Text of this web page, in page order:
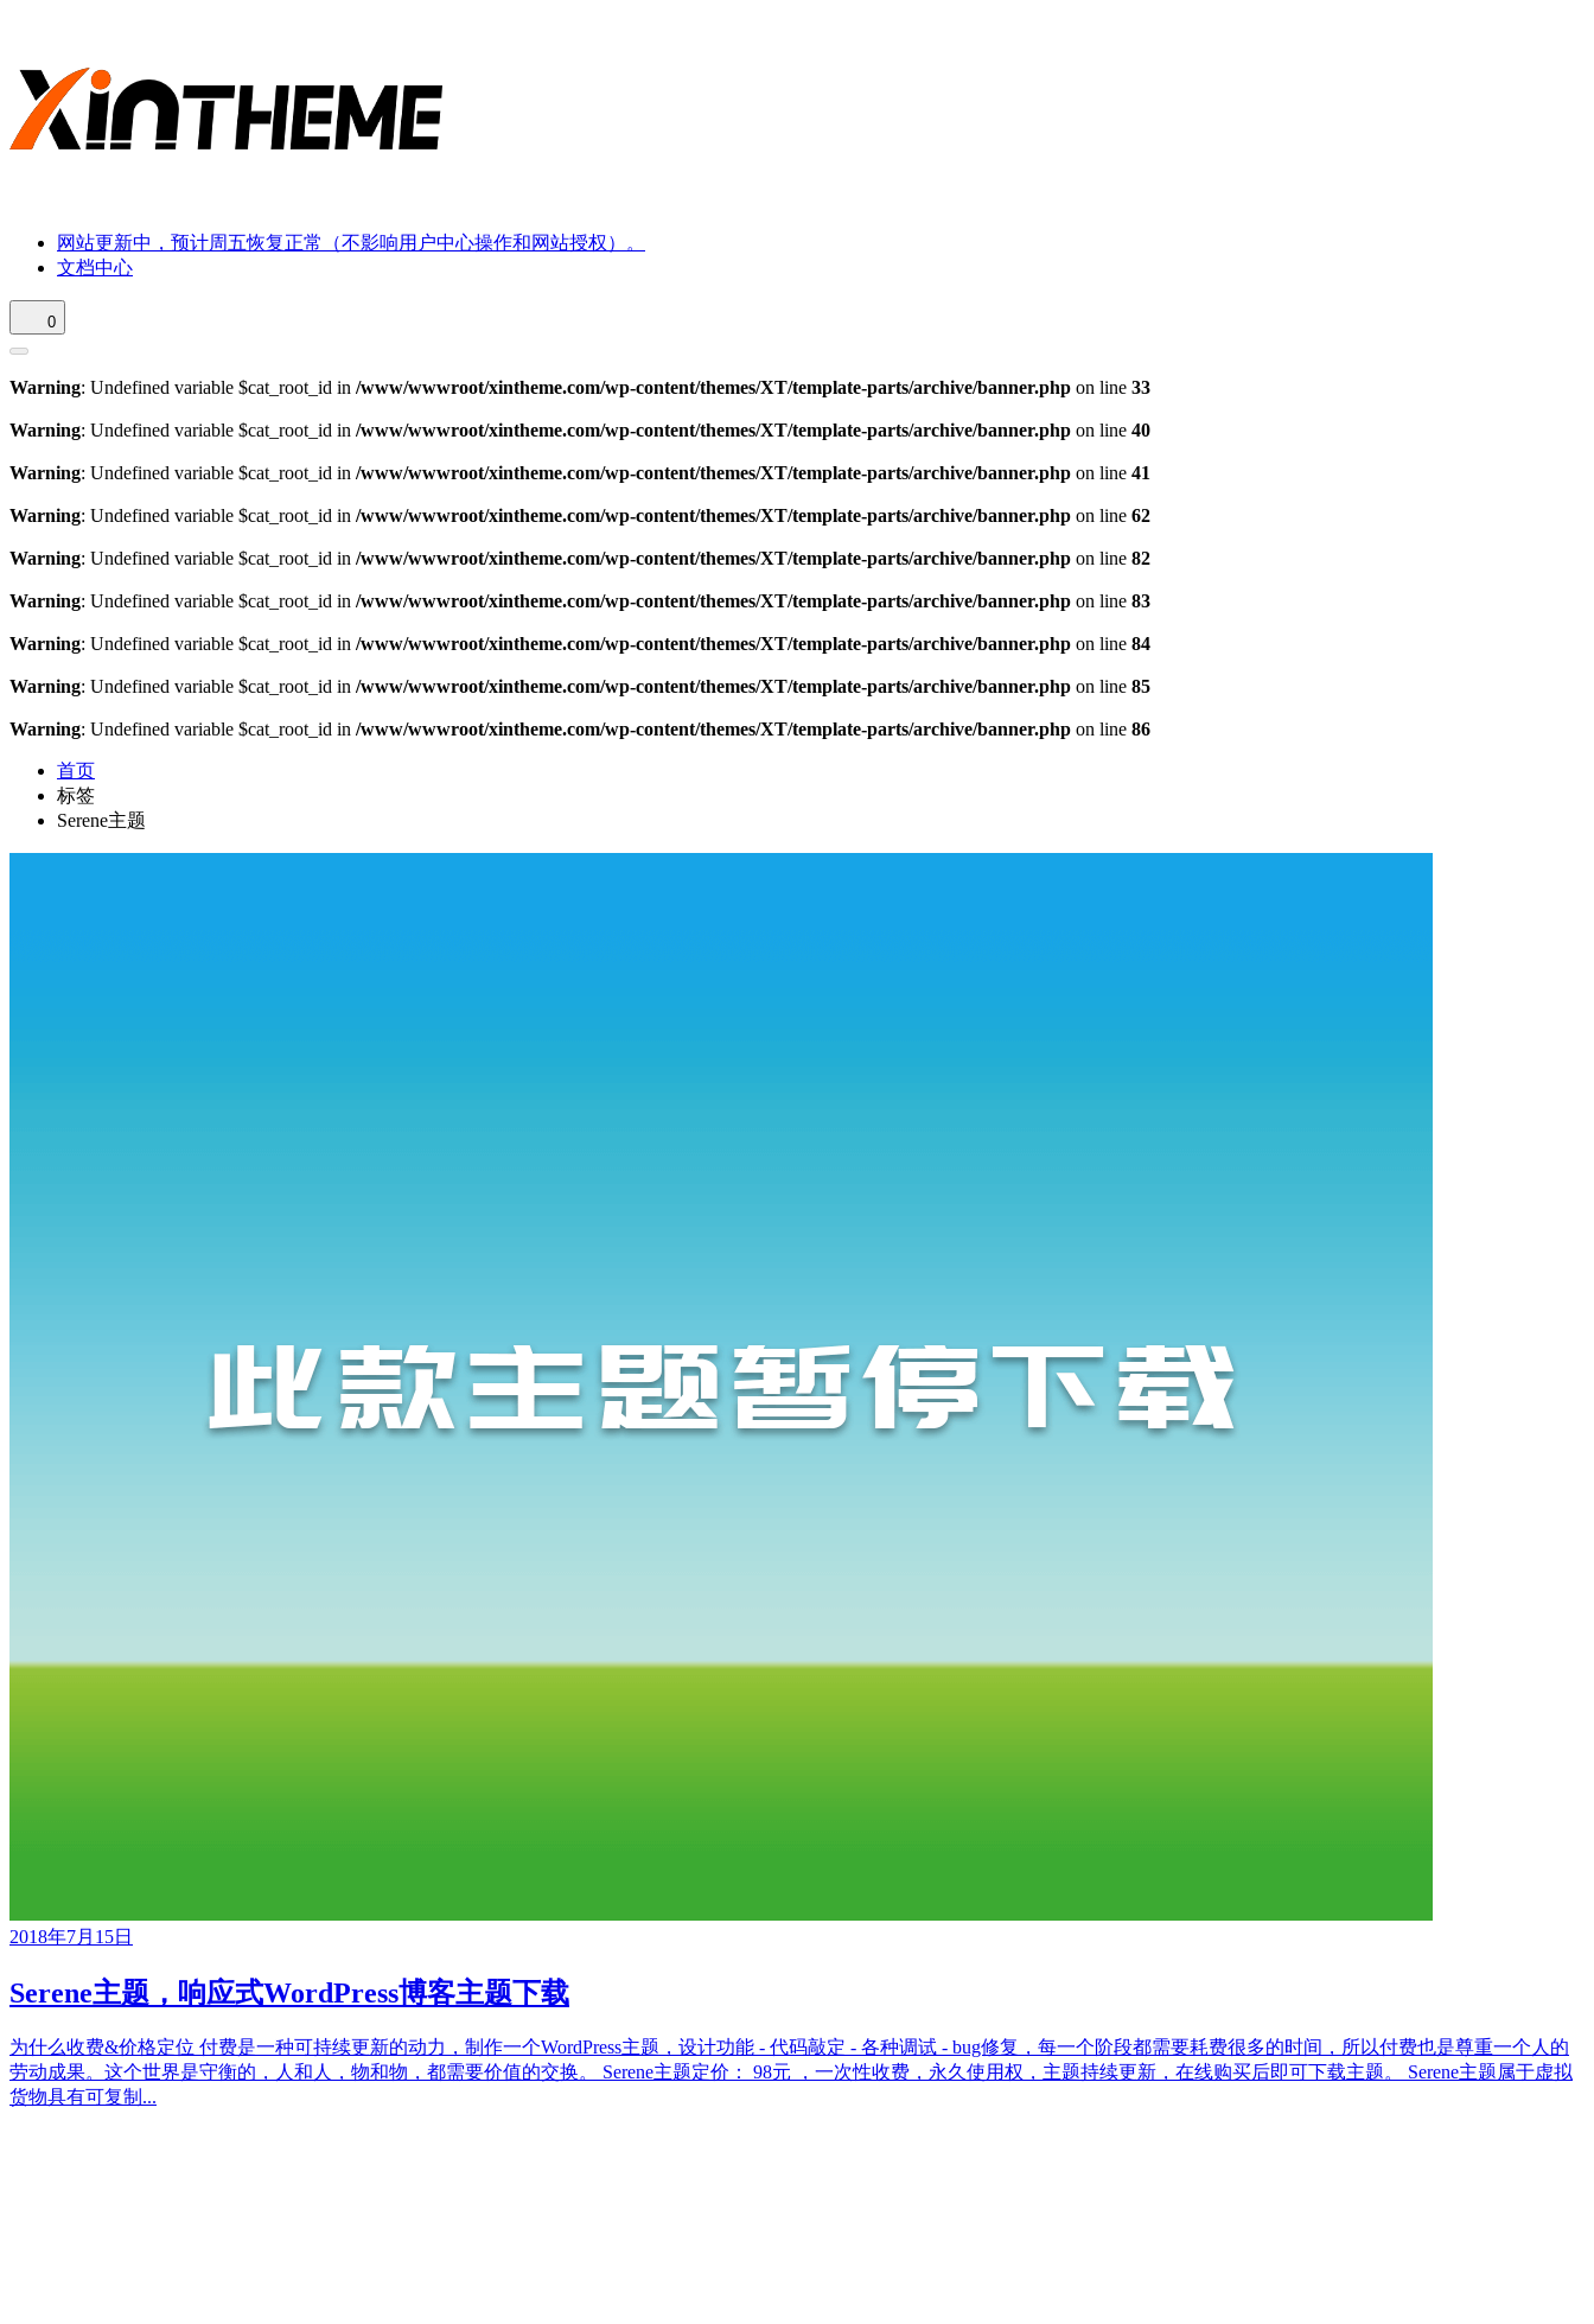
网站更新中，预计周五恢复正常（不影响用户中心操作和网站授权）。
文档中心
0
Warning: Undefined variable $cat_root_id in /www/wwwroot/xintheme.com/wp-content/themes/XT/template-parts/archive/banner.php on line 33
Warning: Undefined variable $cat_root_id in /www/wwwroot/xintheme.com/wp-content/themes/XT/template-parts/archive/banner.php on line 40
Warning: Undefined variable $cat_root_id in /www/wwwroot/xintheme.com/wp-content/themes/XT/template-parts/archive/banner.php on line 41
Warning: Undefined variable $cat_root_id in /www/wwwroot/xintheme.com/wp-content/themes/XT/template-parts/archive/banner.php on line 62
Warning: Undefined variable $cat_root_id in /www/wwwroot/xintheme.com/wp-content/themes/XT/template-parts/archive/banner.php on line 82
Warning: Undefined variable $cat_root_id in /www/wwwroot/xintheme.com/wp-content/themes/XT/template-parts/archive/banner.php on line 83
Warning: Undefined variable $cat_root_id in /www/wwwroot/xintheme.com/wp-content/themes/XT/template-parts/archive/banner.php on line 84
Warning: Undefined variable $cat_root_id in /www/wwwroot/xintheme.com/wp-content/themes/XT/template-parts/archive/banner.php on line 85
Warning: Undefined variable $cat_root_id in /www/wwwroot/xintheme.com/wp-content/themes/XT/template-parts/archive/banner.php on line 86
首页
标签
Serene主题
2018年7月15日
Serene主题，响应式WordPress博客主题下载
为什么收费&价格定位 付费是一种可持续更新的动力，制作一个WordPress主题，设计功能 - 代码敲定 - 各种调试 - bug修复，每一个阶段都需要耗费很多的时间，所以付费也是尊重一个人的
劳动成果。这个世界是守衡的，人和人，物和物，都需要价值的交换。 Serene主题定价： 98元 ，一次性收费，永久使用权，主题持续更新，在线购买后即可下载主题。 Serene主题属于虚拟
货物具有可复制...